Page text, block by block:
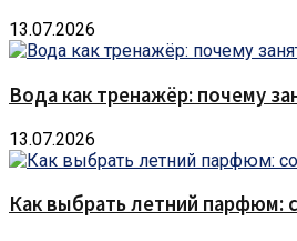
13.07.2026
Вода как тренажёр: почему
13.07.2026
Как выбрать летний парфюм: